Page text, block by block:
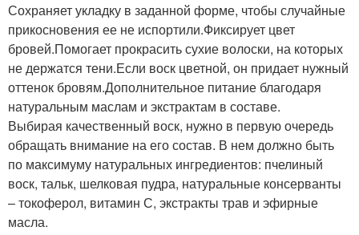
Сохраняет укладку в заданной форме, чтобы случайные
прикосновения ее не испортили.Фиксирует цвет
бровей.Помогает прокрасить сухие волоски, на которых
не держатся тени.Если воск цветной, он придает нужный
оттенок бровям.Дополнительное питание благодаря
натуральным маслам и экстрактам в составе.
Выбирая качественный воск, нужно в первую очередь
обращать внимание на его состав. В нем должно быть
по максимуму натуральных ингредиентов: пчелиный
воск, тальк, шелковая пудра, натуральные консерванты
– токоферол, витамин С, экстракты трав и эфирные
масла.